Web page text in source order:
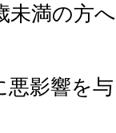
未満の方へ
悪影響を与